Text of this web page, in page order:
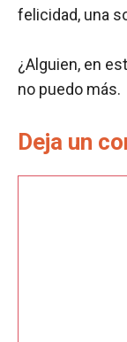
felicidad, una
¿Alguien, en
no puedo más.
Deja un